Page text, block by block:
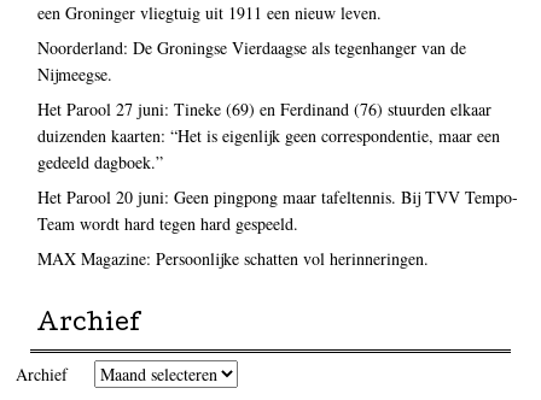
een Groninger vliegtuig uit 1911 een nieuw leven.
Noorderland: De Groningse Vierdaagse als tegenhanger van de
Nijmeegse.
Het Parool 27 juni: Tineke (69) en Ferdinand (76) stuurden elkaar
duizenden kaarten: “Het is eigenlijk geen correspondentie, maar een
gedeeld dagboek.”
Het Parool 20 juni: Geen pingpong maar tafeltennis. Bij TVV Tempo-
Team wordt hard tegen hard gespeeld.
MAX Magazine: Persoonlijke schatten vol herinneringen.
Archief
Archief